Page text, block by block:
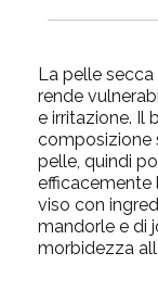
La pelle secca
rende
e irritazione. Il
composizione
pelle, quindi
efficacemente
viso con
mandorle e di
morbidezza